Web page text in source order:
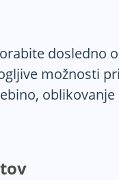
dosledno
možnosti